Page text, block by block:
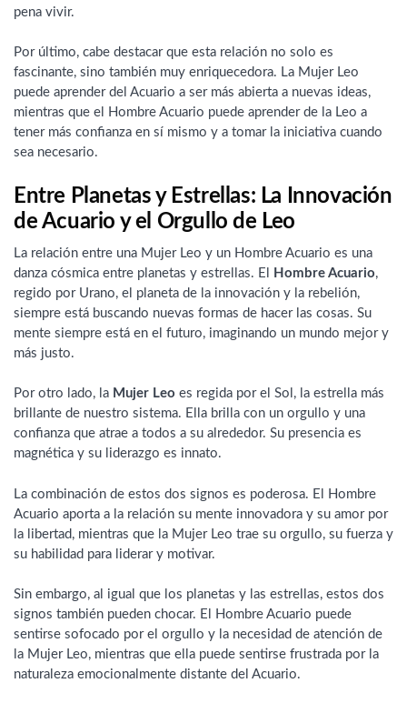
pena vivir.
Por último, cabe destacar que esta relación no solo es
fascinante, sino también muy enriquecedora. La Mujer Leo
puede aprender del Acuario a ser más abierta a nuevas ideas,
mientras que el Hombre Acuario puede aprender de la Leo a
tener más confianza en sí mismo y a tomar la iniciativa cuando
sea necesario.
Entre Planetas y Estrellas: La Innovación
de Acuario y el Orgullo de Leo
La relación entre una Mujer Leo y un Hombre Acuario es una
danza cósmica entre planetas y estrellas. El
Hombre Acuario,
regido por Urano, el planeta de la innovación y la rebelión,
siempre está buscando nuevas formas de hacer las cosas. Su
mente siempre está en el futuro, imaginando un mundo mejor y
más justo.
Por otro lado, la Mujer Leo es regida por el Sol, la estrella más
brillante de nuestro sistema. Ella brilla con un orgullo y una
confianza que atrae a todos a su alrededor. Su presencia es
magnética y su liderazgo es innato.
La combinación de estos dos signos es poderosa. El Hombre
Acuario aporta a la relación su mente innovadora y su amor por
la libertad, mientras que la Mujer Leo trae su orgullo, su fuerza y
su habilidad para liderar y motivar.
Sin embargo, al igual que los planetas y las estrellas, estos dos
signos también pueden chocar. El Hombre Acuario puede
sentirse sofocado por el orgullo y la necesidad de atención de
la Mujer Leo, mientras que ella puede sentirse frustrada por la
naturaleza emocionalmente distante del Acuario.